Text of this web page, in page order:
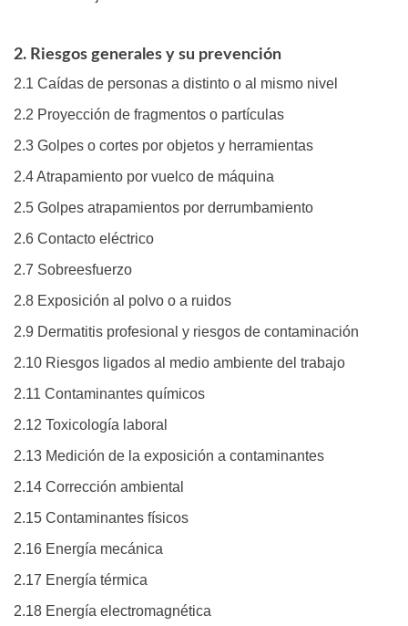
2. Riesgos generales y su prevención
2.1 Caídas de personas a distinto o al mismo nivel
2.2 Proyección de fragmentos o partículas
2.3 Golpes o cortes por objetos y herramientas
2.4 Atrapamiento por vuelco de máquina
2.5 Golpes atrapamientos por derrumbamiento
2.6 Contacto eléctrico
2.7 Sobreesfuerzo
2.8 Exposición al polvo o a ruidos
2.9 Dermatitis profesional y riesgos de contaminación
2.10 Riesgos ligados al medio ambiente del trabajo
2.11 Contaminantes químicos
2.12 Toxicología laboral
2.13 Medición de la exposición a contaminantes
2.14 Corrección ambiental
2.15 Contaminantes físicos
2.16 Energía mecánica
2.17 Energía térmica
2.18 Energía electromagnética